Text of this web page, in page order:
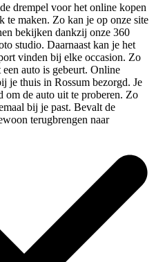
drempel voor het online kopen
te maken. Zo kan je op onze site
bekijken dankzij onze 360
studio. Daarnaast kan je het
vinden bij elke occasion. Zo
auto is gebeurt. Online
je thuis in Rossum bezorgd. Je
om de auto uit te proberen. Zo
bij je past. Bevalt de
terugbrengen naar